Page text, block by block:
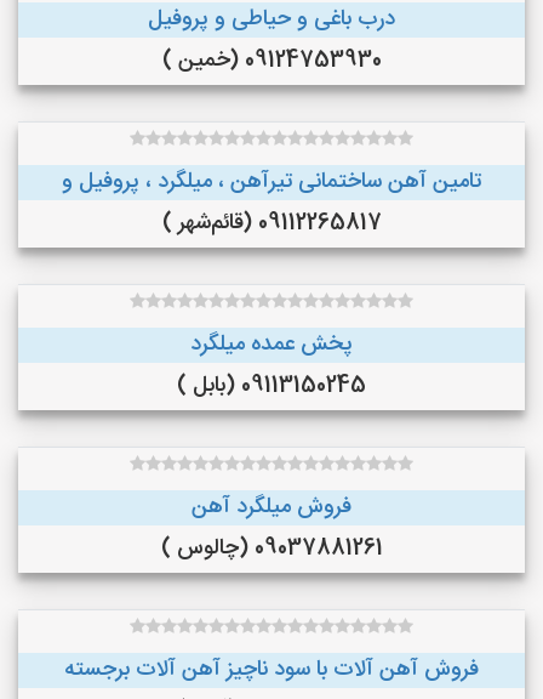
درب باغی و حیاطی و پروفیل
09124753930 (خمین )
تامین آهن ساختمانی تیرآهن ، میلگرد ، پروفیل و
09112265817 (قائم‌شهر )
پخش عمده میلگرد
09113150245 (بابل )
فروش میلگرد آهن
09037881261 (چالوس )
فروش آهن آلات با سود ناچیز آهن آلات برجسته